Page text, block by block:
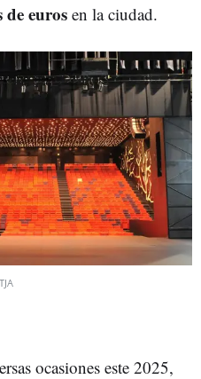
de euros en la ciudad.
ocasiones este 2025,